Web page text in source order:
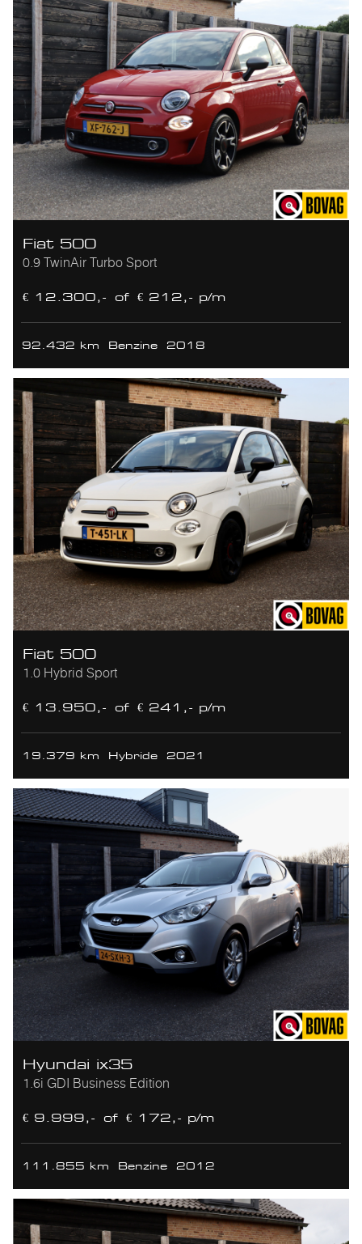
Fiat 500
0.9 TwinAir Turbo Sport
€ 12.300,- of € 212,- p/m
92.432 km Benzine 2018
Fiat 500
1.0 Hybrid Sport
€ 13.950,- of € 241,- p/m
19.379 km Hybride 2021
Hyundai ix35
1.6i GDI Business Edition
€ 9.999,- of € 172,- p/m
111.855 km Benzine 2012